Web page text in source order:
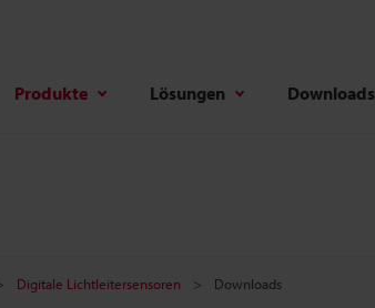
Produkte Lösungen Downloads
Digitale Lichtleitersensoren Downloads